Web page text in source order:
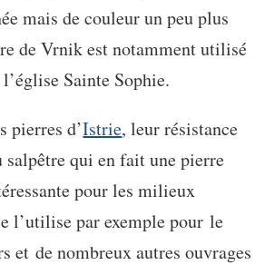
mais de couleur un peu plus
de Vrnik est notamment utilisé
Sainte Sophie.
pierres d’Istrie, leur résistance
salpêtre qui en fait une pierre
pour les milieux
l’utilise par exemple pour le
et de nombreux autres ouvrages